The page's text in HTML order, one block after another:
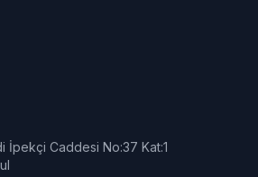
İpekçi Caddesi No:37 Kat:1